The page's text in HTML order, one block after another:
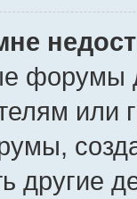
форумы
или
другие